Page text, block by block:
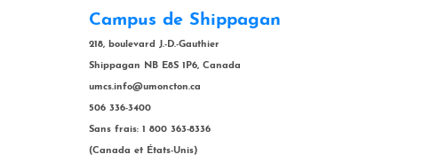
Campus de Shippagan
218, boulevard J.-D.-Gauthier
Shippagan NB E8S 1P6, Canada
umcs.info@umoncton.ca
506 336-3400
Sans frais: 1 800 363-8336
(Canada et États-Unis)